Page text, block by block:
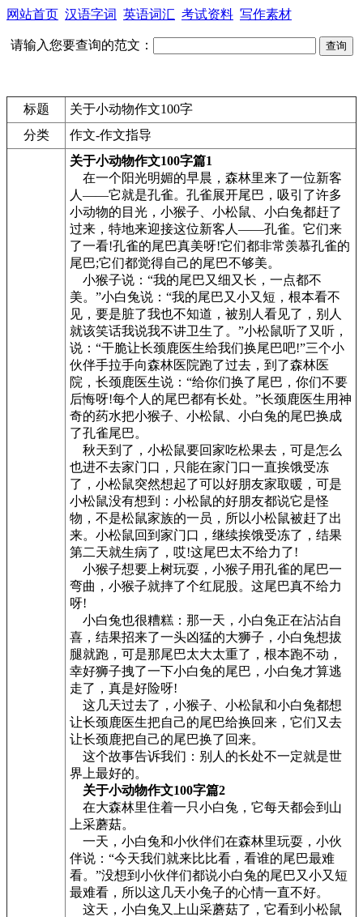
网站首页 汉语字词 英语词汇 考试资料 写作素材
请输入您要查询的范文：
标题
关于小动物作文100字
分类
作文-作文指导
关于小动物作文100字篇1
在一个阳光明媚的早晨，森林里来了一位新客
人——它就是孔雀。孔雀展开尾巴，吸引了许多
小动物的目光，小猴子、小松鼠、小白兔都赶了
过来，特地来迎接这位新客人——孔雀。它们来
了一看!孔雀的尾巴真美呀!它们都非常羡慕孔雀的
尾巴;它们都觉得自己的尾巴不够美。
小猴子说：“我的尾巴又细又长，一点都不
美。”小白兔说：“我的尾巴又小又短，根本看不
见，要是脏了我也不知道，被别人看见了，别人
就该笑话我说我不讲卫生了。”小松鼠听了又听，
说：“干脆让长颈鹿医生给我们换尾巴吧!”三个小
伙伴手拉手向森林医院跑了过去，到了森林医
院，长颈鹿医生说：“给你们换了尾巴，你们不要
后悔呀!每个人的尾巴都有长处。”长颈鹿医生用神
奇的药水把小猴子、小松鼠、小白兔的尾巴换成
了孔雀尾巴。
秋天到了，小松鼠要回家吃松果去，可是怎么
也进不去家门口，只能在家门口一直挨饿受冻
了，小松鼠突然想起了可以好朋友家取暖，可是
小松鼠没有想到：小松鼠的好朋友都说它是怪
物，不是松鼠家族的一员，所以小松鼠被赶了出
来。小松鼠回到家门口，继续挨饿受冻了，结果
第二天就生病了，哎!这尾巴太不给力了!
小猴子想要上树玩耍，小猴子用孔雀的尾巴一
弯曲，小猴子就摔了个红屁股。这尾巴真不给力
呀!
小白兔也很糟糕：那一天，小白兔正在沾沾自
喜，结果招来了一头凶猛的大狮子，小白兔想拔
腿就跑，可是那尾巴太大太重了，根本跑不动，
幸好狮子拽了一下小白兔的尾巴，小白兔才算逃
走了，真是好险呀!
这几天过去了，小猴子、小松鼠和小白兔都想
让长颈鹿医生把自己的尾巴给换回来，它们又去
让长颈鹿把自己的尾巴换了回来。
这个故事告诉我们：别人的长处不一定就是世
界上最好的。
关于小动物作文100字篇2
在大森林里住着一只小白兔，它每天都会到山
上采蘑菇。
一天，小白兔和小伙伴们在森林里玩耍，小伙
伴说：“今天我们就来比比看，看谁的尾巴最难
看。”没想到小伙伴们都说小白兔的尾巴又小又短
最难看，所以这几天小兔子的心情一直不好。
这天，小白兔又上山采蘑菇了，它看到小松鼠